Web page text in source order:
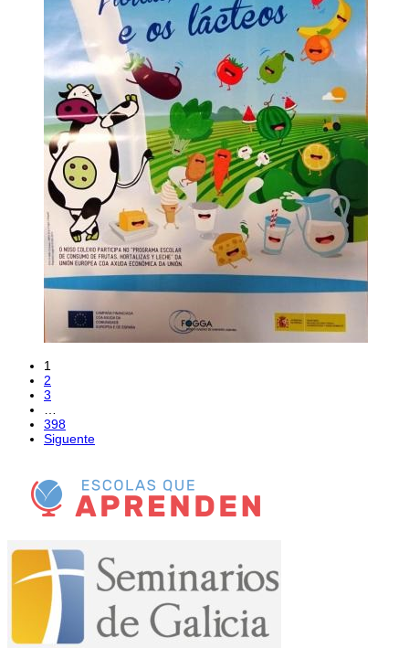
1
2
3
398
Siguente